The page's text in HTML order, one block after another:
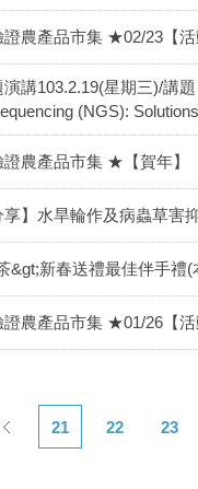
農產品市集 ★02/23【活
講103.2.19(星期三)/講
(NGS):
農產品市集 ★【賀年】
享】水旱輪作及病蟲草
&gt;新春送禮最佳伴手禮
農產品市集 ★01/26【活
21 22 23